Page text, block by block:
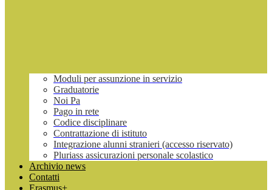
Moduli per assunzione in servizio
Graduatorie
Noi Pa
Pago in rete
Codice disciplinare
Contrattazione di istituto
Integrazione alunni stranieri (accesso riservato)
Pluriass assicurazioni personale scolastico
Archivio news
Contatti